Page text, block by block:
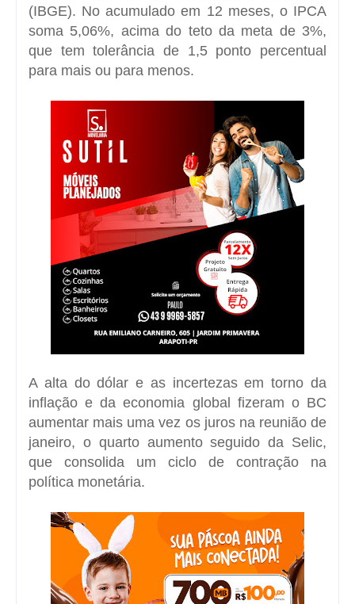
(IBGE). No acumulado em 12 meses, o IPCA
soma 5,06%, acima do teto da meta de 3%,
que tem tolerância de 1,5 ponto percentual
para mais ou para menos.
A alta do dólar e as incertezas em torno da
inflação e da economia global fizeram o BC
aumentar mais uma vez os juros na reunião de
janeiro, o quarto aumento seguido da Selic,
que consolida um ciclo de contração na
política monetária.